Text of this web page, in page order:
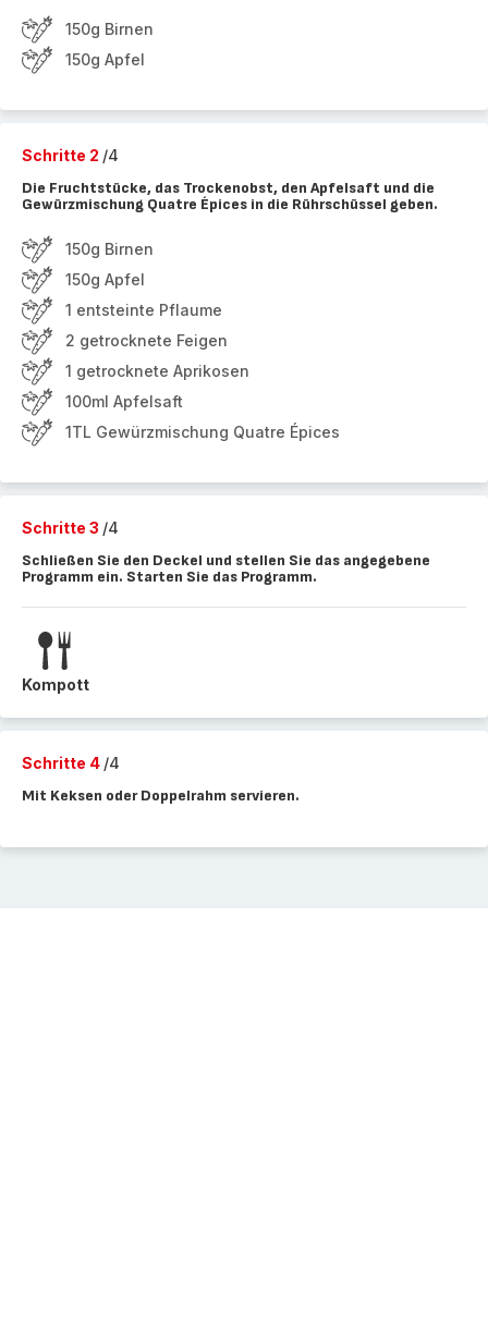
150g Birnen
150g Apfel
Schritte 2 /4
Die Fruchtstücke, das Trockenobst, den Apfelsaft und die
Gewürzmischung Quatre Épices in die Rührschüssel geben.
150g Birnen
150g Apfel
1 entsteinte Pflaume
2 getrocknete Feigen
1 getrocknete Aprikosen
100ml Apfelsaft
1TL Gewürzmischung Quatre Épices
Schritte 3 /4
Schließen Sie den Deckel und stellen Sie das angegebene
Programm ein. Starten Sie das Programm.
Kompott
Schritte 4 /4
Mit Keksen oder Doppelrahm servieren.